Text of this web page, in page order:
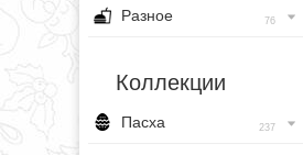
Разное 76
Коллекции
Пасха 237